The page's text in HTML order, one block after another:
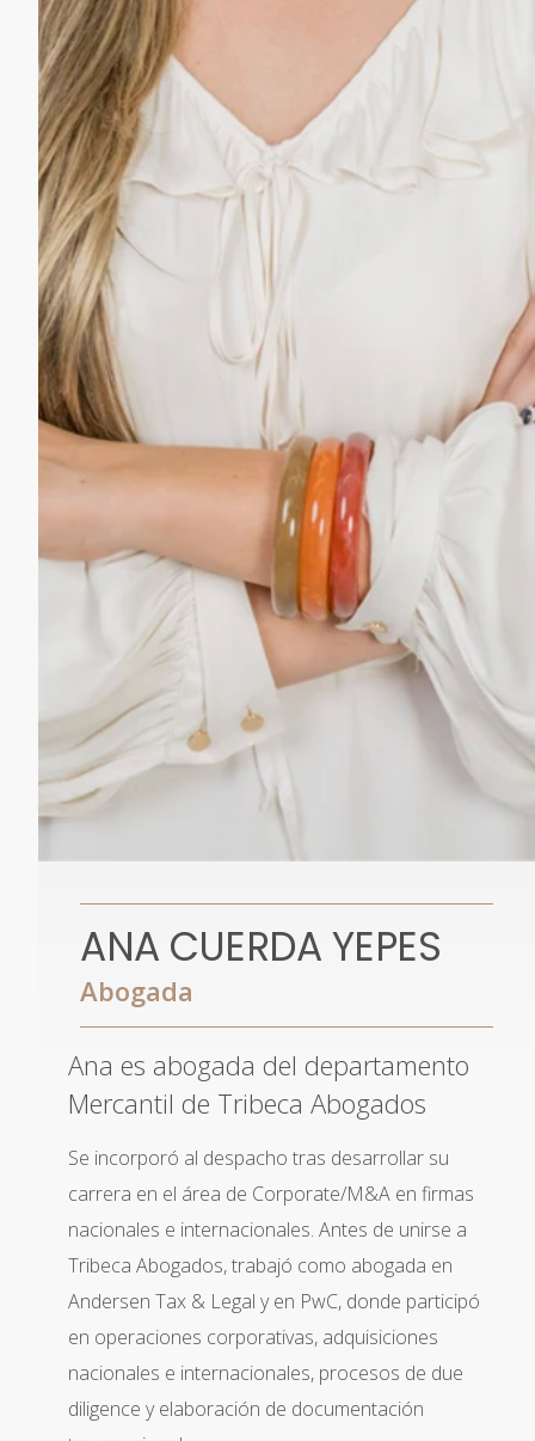
ANA CUERDA YEPES
Abogada
Ana es abogada del departamento
Mercantil de Tribeca Abogados
Se incorporó al despacho tras desarrollar su
carrera en el área de Corporate/M&A en firmas
nacionales e internacionales. Antes de unirse a
Tribeca Abogados, trabajó como abogada en
Andersen Tax & Legal y en PwC, donde participó
en operaciones corporativas, adquisiciones
nacionales e internacionales, procesos de due
diligence y elaboración de documentación